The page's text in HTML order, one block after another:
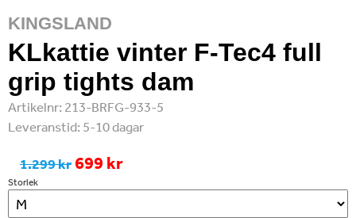
KINGSLAND
KLkattie vinter F-Tec4 full
grip tights dam
Artikelnr: 213-BRFG-933-5
Leveranstid: 5-10 dagar
1.299 kr 699 kr
Storlek